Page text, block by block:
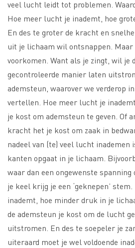
veel lucht leidt tot problemen.
Hoe meer lucht je inademt, hoe
En des te groter de kracht en
uit je lichaam wil ontsnappen.
voorkomen. Want als je zingt, wil je
gecontroleerde manier laten
ademsteun, waarover we verderop
vertellen. Hoe meer lucht je
je kost om ademsteun te geven. Of
kracht het je kost om zaak in
nadeel van (te) veel lucht inademen
kanten opgaat in je lichaam.
waar dan een ongewenste
je keel krijg je een ‘geknepen’
inademt, hoe minder druk in je
de ademsteun je kost om de lucht
uitstromen. En des te soepeler je
uiteraard moet je wel voldoende